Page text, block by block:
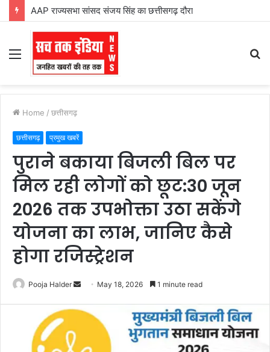
AAP राज्यसभा सांसद संजय सिंह का छत्तीसगढ़ दौरा
Menu
Home / छत्तीसगढ़
छत्तीसगढ़ प्रमुख खबरें
पुराने बकाया बिजली बिल पर
मिल रही लोगों को छूट:30 जून
2026 तक उपभोक्ता उठा सकेंगे
योजना का लाभ, जानिए कैसे
होगा रजिस्ट्रेशन
Pooja Halder
Send
email
May 18, 2026 1 minute read